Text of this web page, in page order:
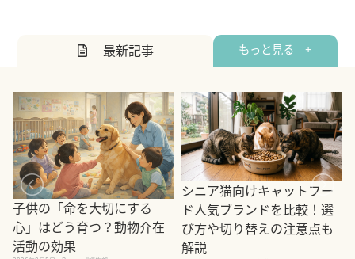
最新記事 もっと見る +
子供の「命を大切にする
心」はどう育つ？動物介在
活動の効果
シニア猫向けキャットフー
ド人気ブランドを比較！選
び方や切り替えの注意点も
解説